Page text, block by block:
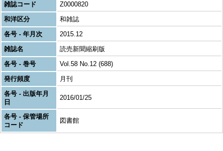
雑誌コード
Z0000820
和洋区分
和雑誌
各号 - 年月次
2015.12
雑誌名
読売新聞縮刷版
各号 - 巻号
Vol.58 No.12 (688)
発行頻度
月刊
各号 - 出版年月
日
2016/01/25
各号 - 保管場所
コード
図書館